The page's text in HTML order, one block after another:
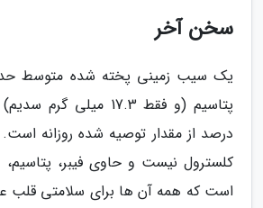
سخن آخر
درصد از مقدار توصیه شده روزانه
است که همه آن ها برای سلامتی قلب